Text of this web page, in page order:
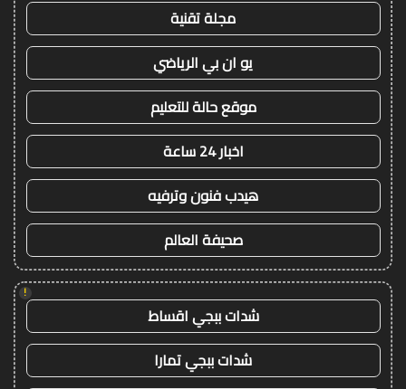
مجلة تقنية
يو ان بي الرياضي
موقع حالة للتعليم
اخبار 24 ساعة
هيدب فنون وترفيه
صحيفة العالم
!
شدات ببجي اقساط
شدات ببجي تمارا